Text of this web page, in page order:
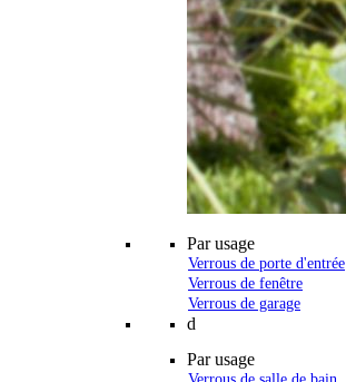
Par usage
Verrous de porte d'entrée
Verrous de fenêtre
Verrous de garage
d
Par usage